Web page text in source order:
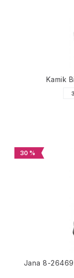
Kamik
30 %
Jana 8-